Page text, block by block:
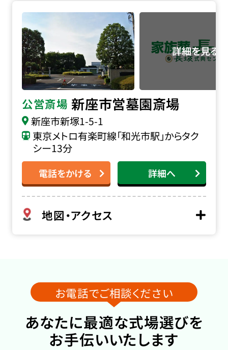
公営斎場 新座市営墓園斎場
新座市新塚1-5-1
東京メトロ有楽町線「和光市駅」からタク
シー13分
電話をかける 詳細へ
地図・アクセス
お電話でご相談ください
あなたに最適な式場選びを
お手伝いいたします